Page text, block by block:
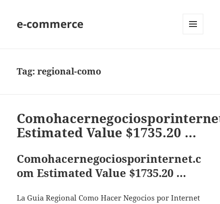
e-commerce
Tag:regional-como
Estimated Value $1735.20 …
Comohacernegociosporinternet.c
om Estimated Value $1735.20 …
La Guia Regional Como Hacer Negocios por Internet